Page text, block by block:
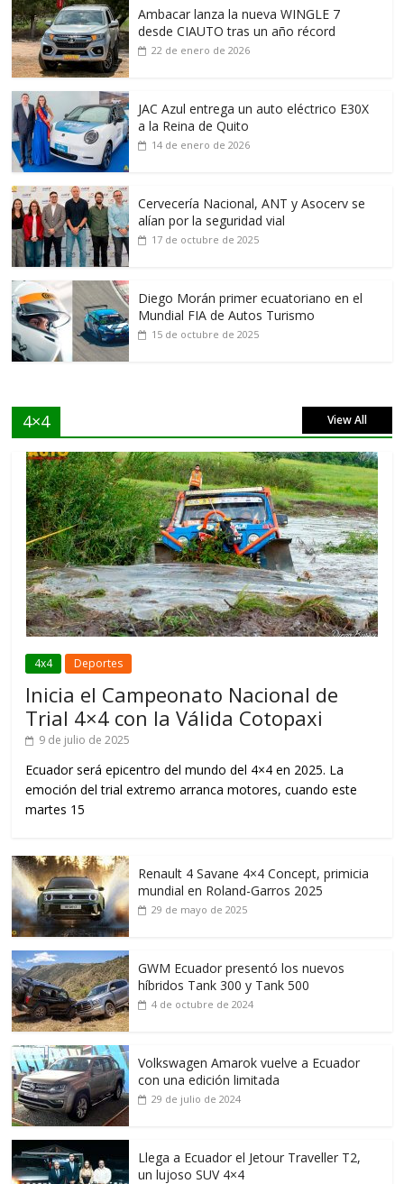
Ambacar lanza la nueva WINGLE 7
desde CIAUTO tras un año récord
22 de enero de 2026
JAC Azul entrega un auto eléctrico E30X
a la Reina de Quito
14 de enero de 2026
Cervecería Nacional, ANT y Asocerv se
alían por la seguridad vial
17 de octubre de 2025
Diego Morán primer ecuatoriano en el
Mundial FIA de Autos Turismo
15 de octubre de 2025
4×4 View All
4x4 Deportes
Inicia el Campeonato Nacional de
Trial 4×4 con la Válida Cotopaxi
9 de julio de 2025
Ecuador será epicentro del mundo del 4×4 en 2025. La
emoción del trial extremo arranca motores, cuando este
martes 15
Renault 4 Savane 4×4 Concept, primicia
mundial en Roland-Garros 2025
29 de mayo de 2025
GWM Ecuador presentó los nuevos
híbridos Tank 300 y Tank 500
4 de octubre de 2024
Volkswagen Amarok vuelve a Ecuador
con una edición limitada
29 de julio de 2024
Llega a Ecuador el Jetour Traveller T2,
un lujoso SUV 4×4